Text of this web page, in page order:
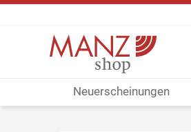
Neuerscheinungen